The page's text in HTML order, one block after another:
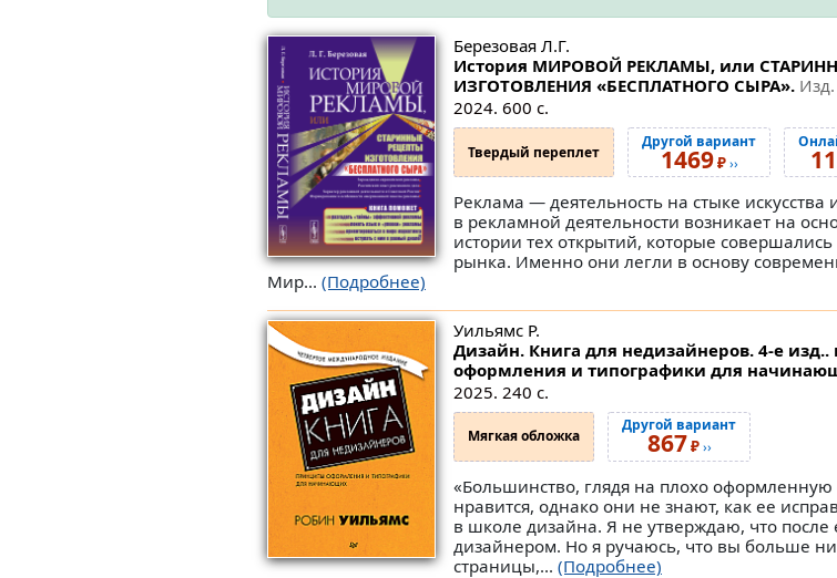
Березовая Л.Г.
История МИРОВОЙ РЕКЛАМЫ, или
ИЗГОТОВЛЕНИЯ «БЕСПЛАТНОГО СЫРА».
2024. 600 с.
Твердый переплет
Другой вариант
1469₽››
Реклама — деятельность на стыке
в рекламной деятельности возникает на
истории тех открытий, которые
рынка. Именно они легли в основу
Мир... (Подробнее)
Уильямс Р.
Дизайн. Книга для недизайнеров. 4-е
оформления и типографики для
2025. 240 с.
Мягкая обложка
Другой вариант
867₽››
«Большинство, глядя на плохо оформленную
нравится, однако они не знают, как ее
в школе дизайна. Я не утверждаю, что после
дизайнером. Но я ручаюсь, что вы больше
страницы,... (Подробнее)